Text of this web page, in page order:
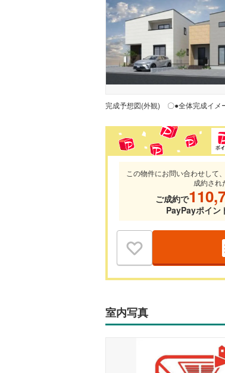
完成予想図(外観)
この物件にお問い合わせして
成約され
ご成約で
PayPayポイン
室内写真